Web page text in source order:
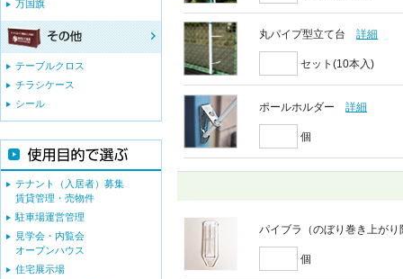
丸パイプ型立て台 詳細
セット(10本入)
ポールホルダー 詳細
個
パイブラ（のぼり巻き上がり
個
万国旗
テーブルクロス
チラシケース
シール
テナント（入居者）募集
賃貸管理・売物件
駐車場運営管理
見学会・内覧会
オープンハウス
住宅展示場